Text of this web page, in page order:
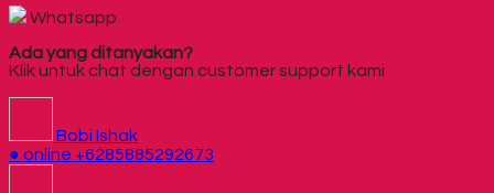
Whatsapp
Ada yang ditanyakan?
Klik untuk chat dengan customer support kami
Bobi Ishak
● online +6285885292673